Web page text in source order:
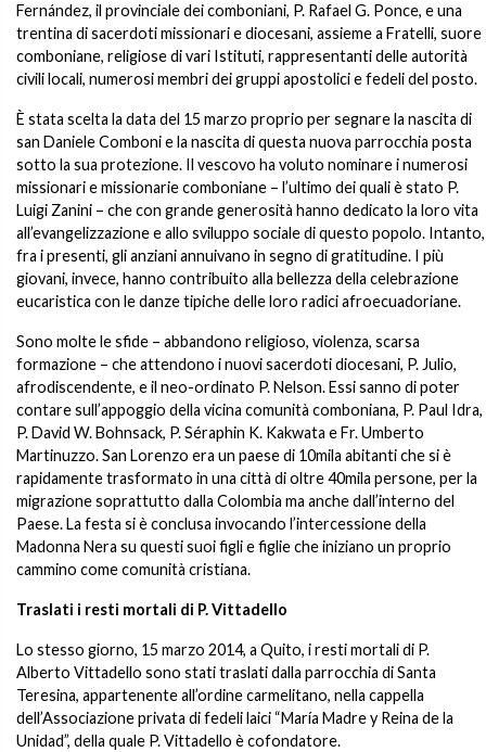
Fernández, il provinciale dei comboniani, P. Rafael G. Ponce, e una
trentina di sacerdoti missionari e diocesani, assieme a Fratelli, suore
comboniane, religiose di vari Istituti, rappresentanti delle autorità
civili locali, numerosi membri dei gruppi apostolici e fedeli del posto.
È stata scelta la data del 15 marzo proprio per segnare la nascita di
san Daniele Comboni e la nascita di questa nuova parrocchia posta
sotto la sua protezione. Il vescovo ha voluto nominare i numerosi
missionari e missionarie comboniane – l’ultimo dei quali è stato P.
Luigi Zanini – che con grande generosità hanno dedicato la loro vita
all’evangelizzazione e allo sviluppo sociale di questo popolo. Intanto,
fra i presenti, gli anziani annuivano in segno di gratitudine. I più
giovani, invece, hanno contribuito alla bellezza della celebrazione
eucaristica con le danze tipiche delle loro radici afroecuadoriane.
Sono molte le sfide – abbandono religioso, violenza, scarsa
formazione – che attendono i nuovi sacerdoti diocesani, P. Julio,
afrodiscendente, e il neo-ordinato P. Nelson. Essi sanno di poter
contare sull’appoggio della vicina comunità comboniana, P. Paul Idra,
P. David W. Bohnsack, P. Séraphin K. Kakwata e Fr. Umberto
Martinuzzo. San Lorenzo era un paese di 10mila abitanti che si è
rapidamente trasformato in una città di oltre 40mila persone, per la
migrazione soprattutto dalla Colombia ma anche dall’interno del
Paese. La festa si è conclusa invocando l’intercessione della
Madonna Nera su questi suoi figli e figlie che iniziano un proprio
cammino come comunità cristiana.
Traslati i resti mortali di P. Vittadello
Lo stesso giorno, 15 marzo 2014, a Quito, i resti mortali di P.
Alberto Vittadello sono stati traslati dalla parrocchia di Santa
Teresina, appartenente all’ordine carmelitano, nella cappella
dell’Associazione privata di fedeli laici “María Madre y Reina de la
Unidad”, della quale P. Vittadello è cofondatore.